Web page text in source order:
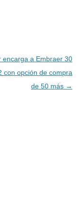
encarga a Embraer 30
con opción de compra
de 50 más →